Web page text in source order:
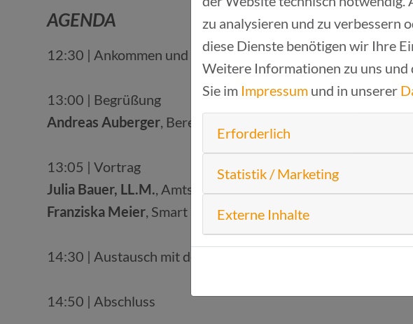
AGENDA
12:30 | Ankommen und Mittagsimbiss
13:00 | Begrüßung
Andreas Auberger, Bereichsleitung Gründungsförderung -
13:05 | Vortrag
Julia Bauer, LL.M., Amtsleiterin Vergabeamt Stadt
Franziska Meier, Smart City Koordinatorin Stadt Regensburg
14:30 | Austausch mit den Teilnehmenden
14:50 | Abschluss
zu analysieren und zu verbessern
diese Dienste benötigen wir Ihre
Weitere Informationen zu uns
Sie im Impressum und in unserer
Erforderlich
Statistik / Marketing
Externe Inhalte